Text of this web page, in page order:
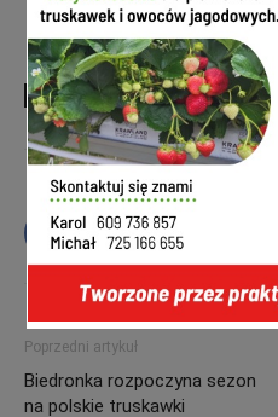
TAGI borówka borówka wysoka
Poprzedni artykuł
Biedronka rozpoczyna sezon
na polskie truskawki